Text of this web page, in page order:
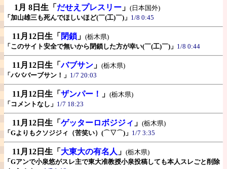
1月 8日生 「 だせえプレスリー 」 (日本国外)
「加山雄三も死んでほしいほど(￣(工)￣)」 1/8 0:45
11月12日生 「 閉鎖 」 (栃木県)
「このサイト安全で無いから閉鎖した方が幸い(￣(工)￣)」 1/8 0:44
11月12日生 「バブサン 」 (栃木県)
「バババーブサン！」 1/7 20:03
11月12日生 「 ザンパー！ 」 (栃木県)
「コメントなし」 1/7 18:23
11月12日生 「 ゲッターロボジジィ 」 (栃木県)
「Gよりもクソジジィ（苦笑い）(⌒▽⌒)」 1/7 3:35
11月12日生 「 大東大の有名人 」 (栃木県)
「Gアンで小泉悠がスレ主で東大准教授小泉投稿しても本人スレごと削除